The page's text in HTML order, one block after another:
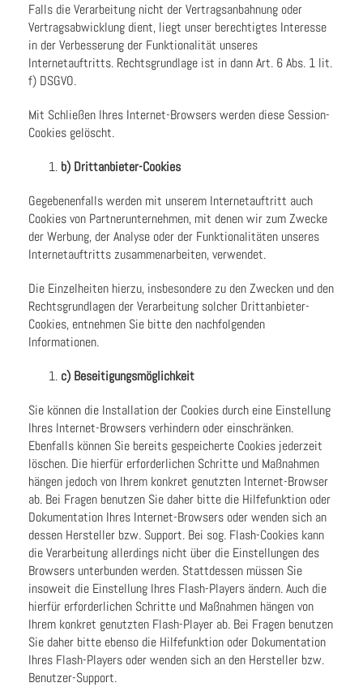
Falls die Verarbeitung nicht der Vertragsanbahnung oder
Vertragsabwicklung dient, liegt unser berechtigtes Interesse
in der Verbesserung der Funktionalität unseres
Internetauftritts. Rechtsgrundlage ist in dann Art. 6 Abs. 1 lit.
f) DSGVO.
Mit Schließen Ihres Internet-Browsers werden diese Session-
Cookies gelöscht.
b) Drittanbieter-Cookies
Gegebenenfalls werden mit unserem Internetauftritt auch
Cookies von Partnerunternehmen, mit denen wir zum Zwecke
der Werbung, der Analyse oder der Funktionalitäten unseres
Internetauftritts zusammenarbeiten, verwendet.
Die Einzelheiten hierzu, insbesondere zu den Zwecken und den
Rechtsgrundlagen der Verarbeitung solcher Drittanbieter-
Cookies, entnehmen Sie bitte den nachfolgenden
Informationen.
c) Beseitigungsmöglichkeit
Sie können die Installation der Cookies durch eine Einstellung
Ihres Internet-Browsers verhindern oder einschränken.
Ebenfalls können Sie bereits gespeicherte Cookies jederzeit
löschen. Die hierfür erforderlichen Schritte und Maßnahmen
hängen jedoch von Ihrem konkret genutzten Internet-Browser
ab. Bei Fragen benutzen Sie daher bitte die Hilfefunktion oder
Dokumentation Ihres Internet-Browsers oder wenden sich an
dessen Hersteller bzw. Support. Bei sog. Flash-Cookies kann
die Verarbeitung allerdings nicht über die Einstellungen des
Browsers unterbunden werden. Stattdessen müssen Sie
insoweit die Einstellung Ihres Flash-Players ändern. Auch die
hierfür erforderlichen Schritte und Maßnahmen hängen von
Ihrem konkret genutzten Flash-Player ab. Bei Fragen benutzen
Sie daher bitte ebenso die Hilfefunktion oder Dokumentation
Ihres Flash-Players oder wenden sich an den Hersteller bzw.
Benutzer-Support.